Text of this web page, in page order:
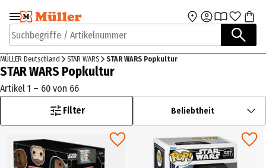
Zur Navigation
springen
Zum Hauptinhalt
Suchbegriffe / Artikelnummer
MÜLLER Deutschland STAR WARS STAR WARS Popkultur
STAR WARS Popkultur
Artikel 1 – 60 von 66
Filter
Beliebtheit